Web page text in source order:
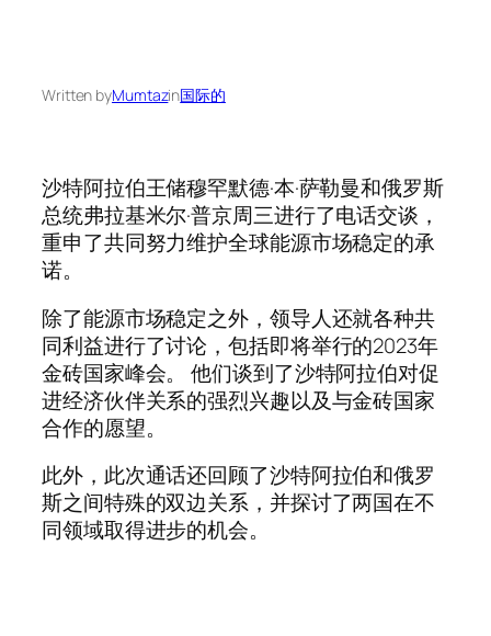
Written byMumtazin国际的
沙特阿拉伯王储穆罕默德·本·萨勒曼和俄罗斯
总统弗拉基米尔·普京周三进行了电话交谈，
重申了共同努力维护全球能源市场稳定的承
诺。
除了能源市场稳定之外，领导人还就各种共
同利益进行了讨论，包括即将举行的2023年
金砖国家峰会。 他们谈到了沙特阿拉伯对促
进经济伙伴关系的强烈兴趣以及与金砖国家
合作的愿望。
此外，此次通话还回顾了沙特阿拉伯和俄罗
斯之间特殊的双边关系，并探讨了两国在不
同领域取得进步的机会。